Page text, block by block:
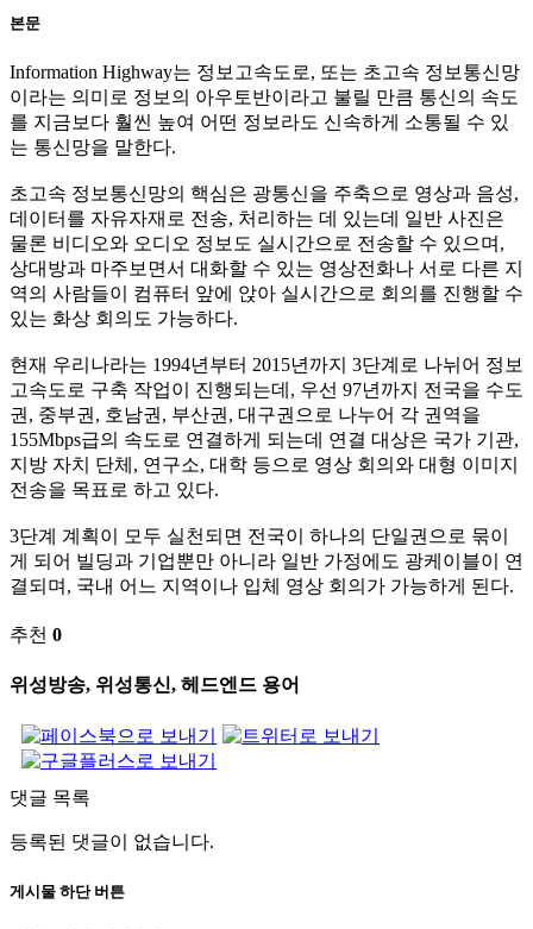
본문
Information Highway는 정보고속도로, 또는 초고속 정보통신망
이라는 의미로 정보의 아우토반이라고 불릴 만큼 통신의 속도
를 지금보다 훨씬 높여 어떤 정보라도 신속하게 소통될 수 있
는 통신망을 말한다.
초고속 정보통신망의 핵심은 광통신을 주축으로 영상과 음성,
데이터를 자유자재로 전송, 처리하는 데 있는데 일반 사진은
물론 비디오와 오디오 정보도 실시간으로 전송할 수 있으며,
상대방과 마주보면서 대화할 수 있는 영상전화나 서로 다른 지
역의 사람들이 컴퓨터 앞에 앉아 실시간으로 회의를 진행할 수
있는 화상 회의도 가능하다.
현재 우리나라는 1994년부터 2015년까지 3단계로 나뉘어 정보
고속도로 구축 작업이 진행되는데, 우선 97년까지 전국을 수도
권, 중부권, 호남권, 부산권, 대구권으로 나누어 각 권역을
155Mbps급의 속도로 연결하게 되는데 연결 대상은 국가 기관,
지방 자치 단체, 연구소, 대학 등으로 영상 회의와 대형 이미지
전송을 목표로 하고 있다.
3단계 계획이 모두 실천되면 전국이 하나의 단일권으로 묶이
게 되어 빌딩과 기업뿐만 아니라 일반 가정에도 광케이블이 연
결되며, 국내 어느 지역이나 입체 영상 회의가 가능하게 된다.
추천 0
위성방송, 위성통신, 헤드엔드 용어
댓글 목록
등록된 댓글이 없습니다.
게시물 하단 버튼